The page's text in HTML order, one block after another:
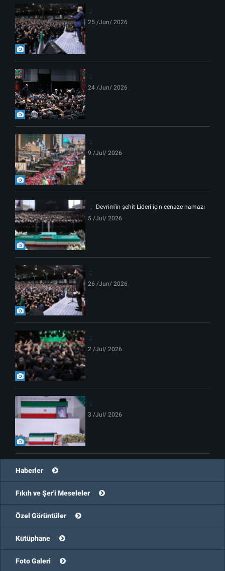
25 /Jun/ 2026
24 /Jun/ 2026
9 /Jul/ 2026
Devrim'in şehit Lideri için cenaze namazı
5 /Jul/ 2026
26 /Jun/ 2026
2 /Jul/ 2026
3 /Jul/ 2026
Haberler
Fıkıh ve Şer'i Meseleler
Özel Görüntüler
Kütüphane
Foto Galeri